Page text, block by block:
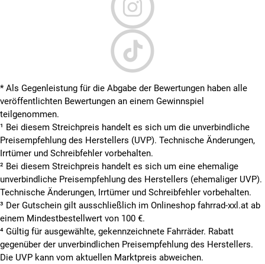
* Als Gegenleistung für die Abgabe der Bewertungen haben alle
veröffentlichten Bewertungen an einem Gewinnspiel
teilgenommen.
¹ Bei diesem Streichpreis handelt es sich um die unverbindliche
Preisempfehlung des Herstellers (UVP). Technische Änderungen,
Irrtümer und Schreibfehler vorbehalten.
² Bei diesem Streichpreis handelt es sich um eine ehemalige
unverbindliche Preisempfehlung des Herstellers (ehemaliger UVP).
Technische Änderungen, Irrtümer und Schreibfehler vorbehalten.
³ Der Gutschein gilt ausschließlich im Onlineshop fahrrad-xxl.at ab
einem Mindestbestellwert von 100 €.
⁴ Gültig für ausgewählte, gekennzeichnete Fahrräder. Rabatt
gegenüber der unverbindlichen Preisempfehlung des Herstellers.
Die UVP kann vom aktuellen Marktpreis abweichen.